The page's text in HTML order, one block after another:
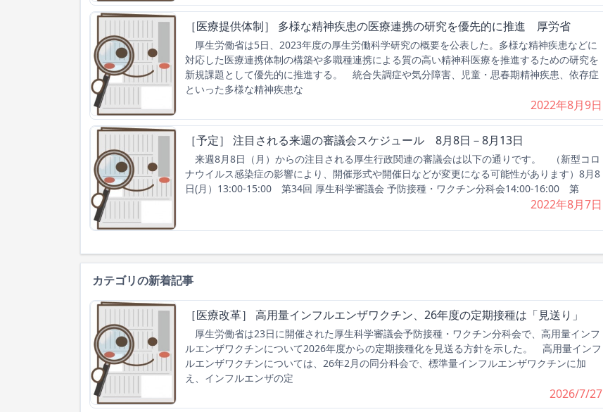
［医療提供体制］ 多様な精神疾患の医療連携の研究を優先的に推進 厚労省
厚生労働省は5日、2023年度の厚生労働科学研究の概要を公表した。多様な精神疾患などに
対応した医療連携体制の構築や多職種連携による質の高い精神科医療を推進するための研究を
新規課題として優先的に推進する。 統合失調症や気分障害、児童・思春期精神疾患、依存症
といった多様な精神疾患な
2022年8月9日
［予定］ 注目される来週の審議会スケジュール 8月8日－8月13日
来週8月8日（月）からの注目される厚生行政関連の審議会は以下の通りです。 （新型コロ
ナウイルス感染症の影響により、開催形式や開催日などが変更になる可能性があります）8月8
日(月）13:00-15:00 第34回 厚生科学審議会 予防接種・ワクチン分科会14:00-16:00 第
2022年8月7日
カテゴリの新着記事
［医療改革］ 高用量インフルエンザワクチン、26年度の定期接種は「見送り」
厚生労働省は23日に開催された厚生科学審議会予防接種・ワクチン分科会で、高用量インフ
ルエンザワクチンについて2026年度からの定期接種化を見送る方針を示した。 高用量インフ
ルエンザワクチンについては、26年2月の同分科会で、標準量インフルエンザワクチンに加
え、インフルエンザの定
2026/7/27